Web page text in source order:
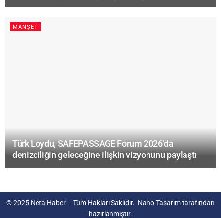
MANŞET
Türk Loydu, SAFEPASSAGE Forum 2026’da
denizciliğin geleceğine ilişkin vizyonunu paylaştı
© 2025 Neta Haber – Tüm Hakları Saklıdır. Nano Tasarımtarafından
hazırlanmıştır.